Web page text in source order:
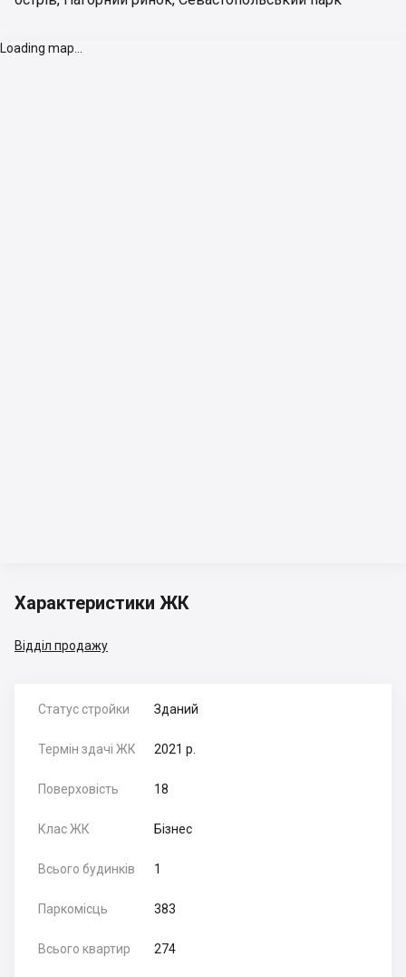
Loading map...
Характеристики ЖК
Відділ продажу
Статус стройки Зданий
Термін здачі ЖК 2021 р.
Поверховість 18
Клас ЖК Бізнес
Всього будинків 1
Паркомісць 383
Всього квартир 274